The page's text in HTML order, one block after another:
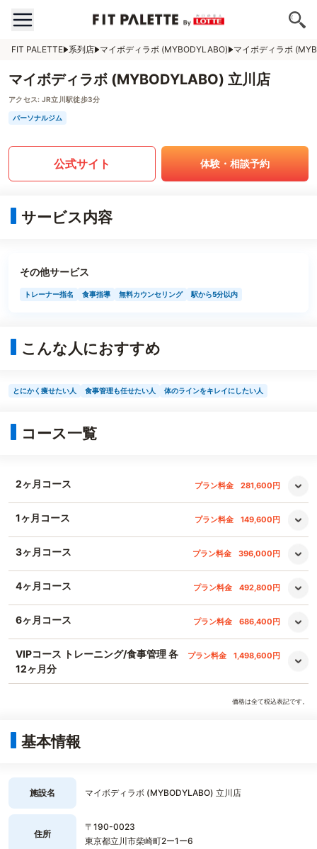
FIT PALETTE 系列店 マイボディラボ (MYBODYLABO) マイボディラボ
マイボディラボ (MYBODYLABO) 立川店
アクセス: JR立川駅徒歩3分
パーソナルジム
公式サイト 体験・相談予約
サービス内容
その他サービス
トレーナー指名 食事指導 無料カウンセリング 駅から5分以内
こんな人におすすめ
とにかく痩せたい人 食事管理も任せたい人 体のラインをキレイにしたい人
コース一覧
2ヶ月コース プラン料金 281,600円
1ヶ月コース プラン料金 149,600円
3ヶ月コース プラン料金 396,000円
4ヶ月コース プラン料金 492,800円
6ヶ月コース プラン料金 686,400円
VIPコース トレーニング/食事管理 各
12ヶ月分
プラン料金 1,498,600円
価格は全て税込表記です。
基本情報
施設名 マイボディラボ (MYBODYLABO) 立川店
住所
〒190-0023
東京都立川市柴崎町2ー1ー6